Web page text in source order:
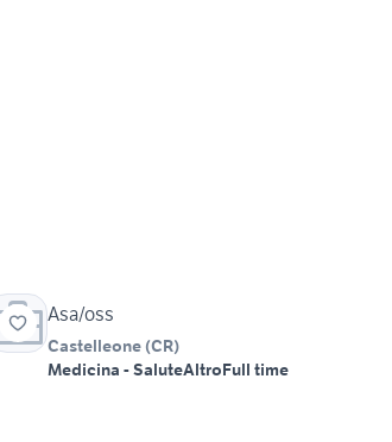
Asa/oss
Castelleone (CR)
Medicina - SaluteAltroFull time